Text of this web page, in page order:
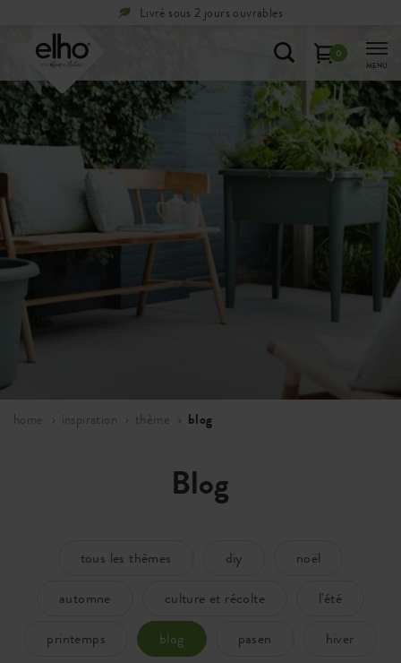
Période de réflexion de100 jours
0
MENU
home inspiration thème blog
Blog
tous les thèmes diy
noël
automne
culture et récolte
l'été
printemps
blog pasen hiver